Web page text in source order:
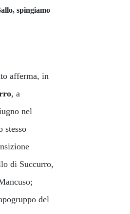
spingiamo
afferma, in
, a
nel
stesso
di Succurro,
del